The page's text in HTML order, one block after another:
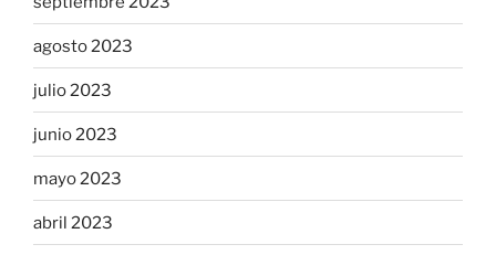
agosto 2023
julio 2023
junio 2023
mayo 2023
abril 2023